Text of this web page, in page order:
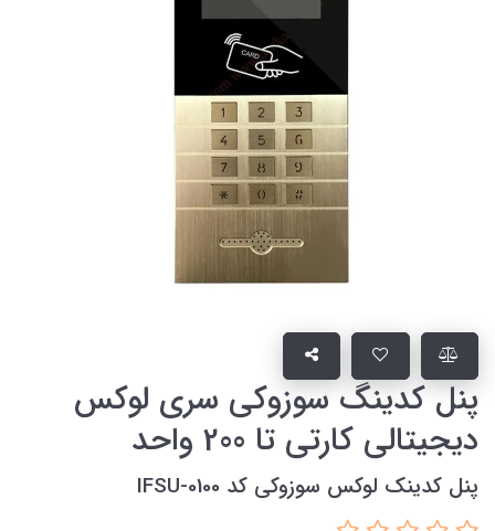
پنل کدینگ سوزوکی سری لوکس
دیجیتالی کارتی تا 200 واحد
پنل کدینک لوکس سوزوکی کد IFSU-0100